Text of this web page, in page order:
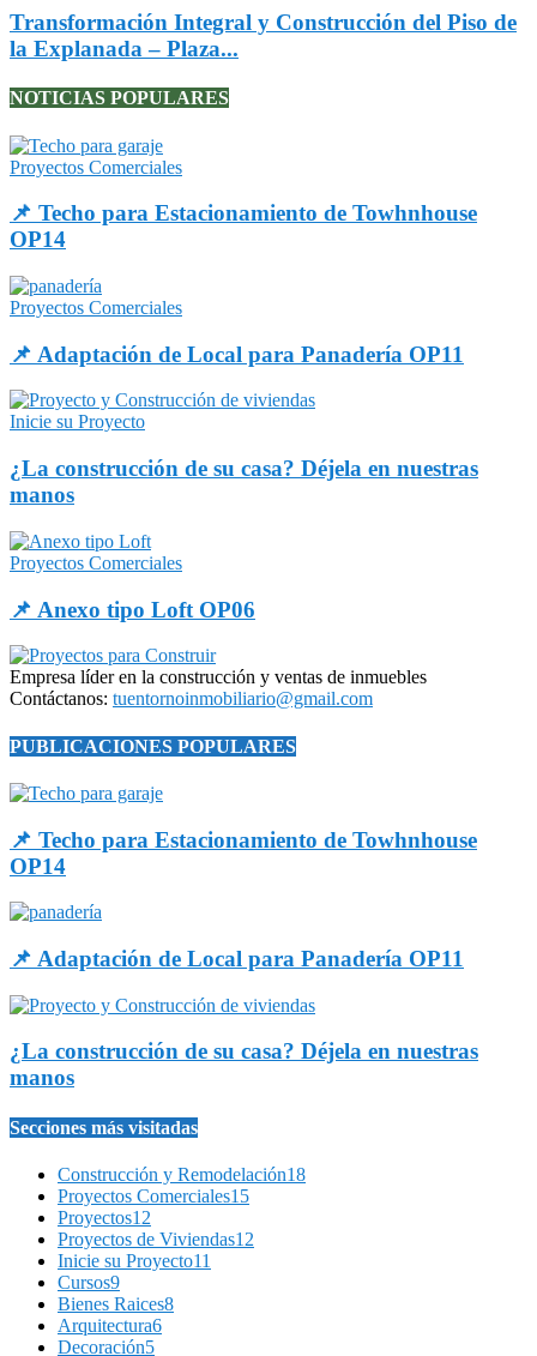
Transformación Integral y Construcción del Piso de
la Explanada – Plaza...
NOTICIAS POPULARES
Proyectos Comerciales
📌 Techo para Estacionamiento de Towhnhouse
OP14
Proyectos Comerciales
📌 Adaptación de Local para Panadería OP11
Inicie su Proyecto
¿La construcción de su casa? Déjela en nuestras
manos
Proyectos Comerciales
📌 Anexo tipo Loft OP06
Empresa líder en la construcción y ventas de inmuebles
Contáctanos: tuentornoinmobiliario@gmail.com
PUBLICACIONES POPULARES
📌 Techo para Estacionamiento de Towhnhouse
OP14
📌 Adaptación de Local para Panadería OP11
¿La construcción de su casa? Déjela en nuestras
manos
Secciones más visitadas
Construcción y Remodelación18
Proyectos Comerciales15
Proyectos12
Proyectos de Viviendas12
Inicie su Proyecto11
Cursos9
Bienes Raices8
Arquitectura6
Decoración5